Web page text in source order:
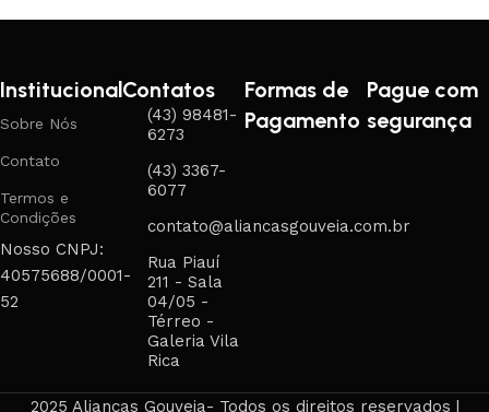
Institucional
Sobre Nós
Contato
Termos e
Condições
Nosso CNPJ:
40575688/0001-
52
Contatos
(43) 98481-
6273
(43) 3367-
6077
contato@aliancasgouveia.com.br
Rua Piauí
211 - Sala
04/05 -
Térreo -
Galeria Vila
Rica
Formas de
Pagamento
Pague com
segurança
2025 Alianças Gouveia- Todos os direitos reservados |